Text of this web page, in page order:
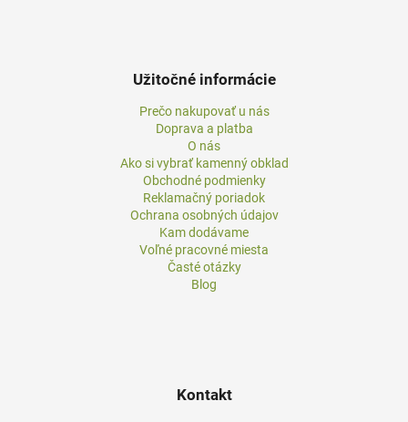
Užitočné informácie
Prečo nakupovať u nás
Doprava a platba
O nás
Ako si vybrať kamenný obklad
Obchodné podmienky
Reklamačný poriadok
Ochrana osobných údajov
Kam dodávame
Voľné pracovné miesta
Časté otázky
Blog
Kontakt